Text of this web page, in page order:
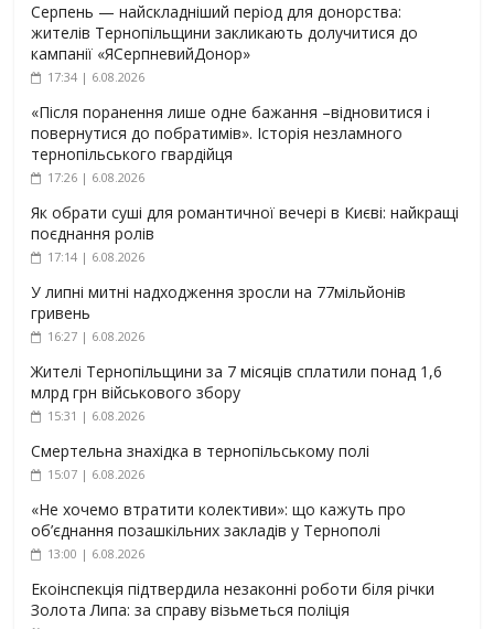
Серпень — найскладніший період для донорства:
жителів Тернопільщини закликають долучитися до
кампанії «ЯСерпневийДонор»
17:34 | 6.08.2026
«Після поранення лише одне бажання –відновитися і
повернутися до побратимів». Історія незламного
тернопільського гвардійця
17:26 | 6.08.2026
Як обрати суші для романтичної вечері в Києві: найкращі
поєднання ролів
17:14 | 6.08.2026
У липні митні надходження зросли на 77мільйонів
гривень
16:27 | 6.08.2026
Жителі Тернопільщини за 7 місяців сплатили понад 1,6
млрд грн військового збору
15:31 | 6.08.2026
Смертельна знахідка в тернопільському полі
15:07 | 6.08.2026
«Не хочемо втратити колективи»: що кажуть про
об’єднання позашкільних закладів у Тернополі
13:00 | 6.08.2026
Екоінспекція підтвердила незаконні роботи біля річки
Золота Липа: за справу візьметься поліція